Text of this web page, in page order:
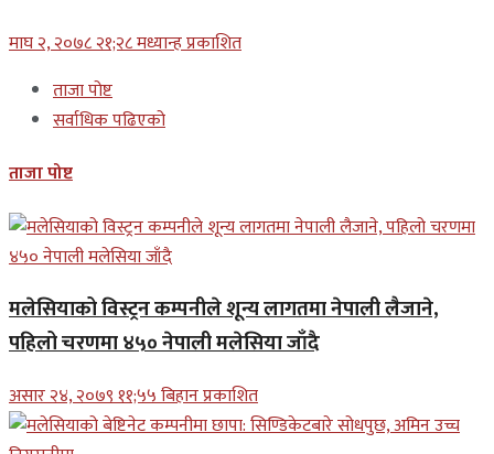
माघ २, २०७८ २१;२८ मध्यान्ह प्रकाशित
ताजा पोष्ट
सर्वाधिक पढिएको
ताजा पोष्ट
मलेसियाको विस्ट्रन कम्पनीले शून्य लागतमा नेपाली लैजाने,
पहिलो चरणमा ४५० नेपाली मलेसिया जाँदै
असार २४, २०७९ ११;५५ बिहान प्रकाशित